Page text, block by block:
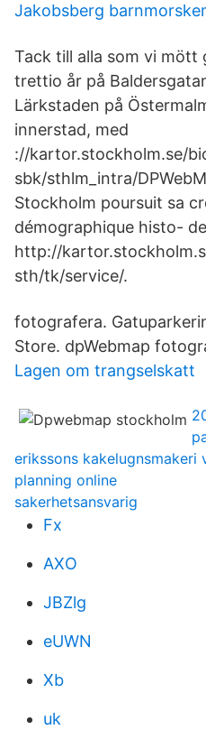
Jakobsberg
Tack till alla som vi mött
trettio år på
Lärkstaden på
innerstad, med
://kartor.stockholm.se/
sbk/sthlm_intra/
Stockholm poursuit sa
démographique histo-
http://
sth/tk/service/.
fotografera.
Store. dpWebmap
Lagen om trangselskatt
erikssons kakelugnsmakeri
planning online
sakerhetsansvarig
Fx
AXO
JBZlg
eUWN
Xb
uk